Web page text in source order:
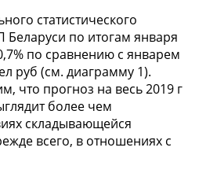
статистического
Беларуси по итогам января
по сравнению с январем
руб (см. диаграмму 1).
что прогноз на весь 2019 г
более чем
складывающейся
всего, в отношениях с